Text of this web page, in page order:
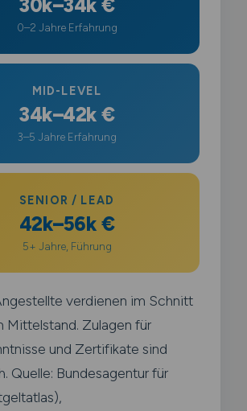
30k–34k €
0–2 Jahre Erfahrung
MID-LEVEL
34k–42k €
3–5 Jahre Erfahrung
SENIOR / LEAD
42k–56k €
5+ Jahre, Führung
verdienen im Schnitt
Mittelstand. Zulagen für
und Zertifikate sind
Quelle: Bundesagentur für